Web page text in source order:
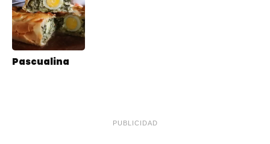
Pascualina
PUBLICIDAD